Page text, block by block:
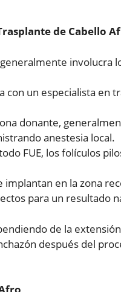
de Cabello
involucra
con un especialista en
donante,
anestesia local.
FUE, los folículos
implantan en la zona
para un resultado
de la
después del